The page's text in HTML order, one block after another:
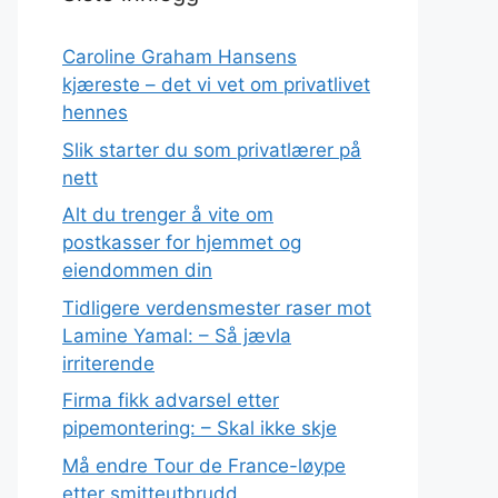
Caroline Graham Hansens
kjæreste – det vi vet om privatlivet
hennes
Slik starter du som privatlærer på
nett
Alt du trenger å vite om
postkasser for hjemmet og
eiendommen din
Tidligere verdensmester raser mot
Lamine Yamal: – Så jævla
irriterende
Firma fikk advarsel etter
pipemontering: – Skal ikke skje
Må endre Tour de France-løype
etter smitteutbrudd